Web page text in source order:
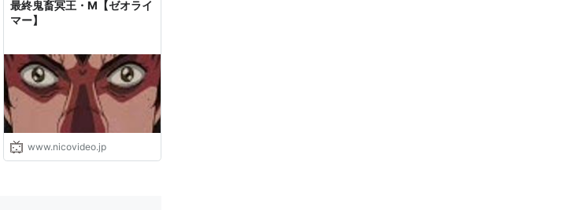
ら...
最終鬼畜冥王・M【ゼオライ
マー】
www.nicovideo.jp